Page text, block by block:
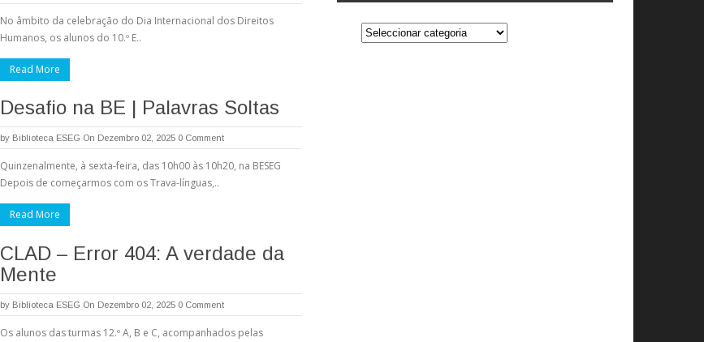
No âmbito da celebração do Dia Internacional dos Direitos
Humanos, os alunos do 10.º E..
Read More
Desafio na BE | Palavras Soltas
by Biblioteca ESEG On Dezembro 02, 2025 0 Comment
Quinzenalmente, à sexta-feira, das 10h00 às 10h20, na BESEG
Depois de começarmos com os Trava-línguas,..
Read More
CLAD – Error 404: A verdade da
Mente
by Biblioteca ESEG On Dezembro 02, 2025 0 Comment
Os alunos das turmas 12.º A, B e C, acompanhados pelas
Categorias